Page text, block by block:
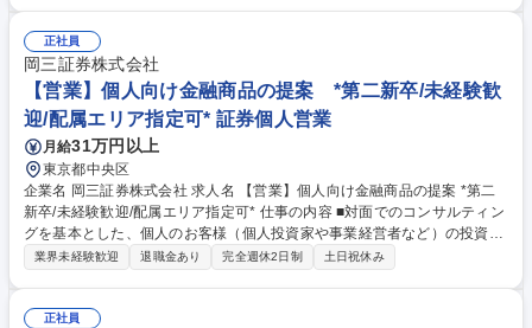
操作 ■ＣＡＭオペレーター・金型製作業務全般 ■将来は金型の組立・仕上
げ工程まで一貫して対応。 ★岐阜事業所では高度なモノづくりを経験でき
る環境が整っており、将来は市場価値の高いエンジニアへ成長可能です。
募集職種 【岐阜/機械加工オペレーター】年間休日126日/腰を据えて働け
るマクセルGr.
正社員
岡三証券株式会社
【営業】個人向け金融商品の提案 *第二新卒/未経験歓
迎/配属エリア指定可* 証券個人営業
月給31万円以上
東京都中央区
企業名 岡三証券株式会社 求人名 【営業】個人向け金融商品の提案 *第二
新卒/未経験歓迎/配属エリア指定可* 仕事の内容 ■対面でのコンサルティン
グを基本とした、個人のお客様（個人投資家や事業経営者など）の投資ス
タイルやライフプラン、多様なニーズにあわせた、最適な資産形成・運用
さまへのアプローチに注力しており、資産形成のご提案に留まらず、専門
業界未経験歓迎 退職金あり 完全週休2日制 土日祝休み
正社員